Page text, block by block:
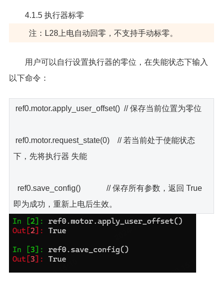
4.1.5 执行器标零
注：L28上电自动回零，不支持手动标零。
用户可以自行设置执行器的零位，在失能状态下输入
以下命令：
ref0.motor.apply_user_offset() // 保存当前位置为零位
ref0.motor.request_state(0) // 若当前处于使能状态
下，先将执行器 失能
ref0.save_config() // 保存所有参数，返回 True
即为成功，重新上电后生效。